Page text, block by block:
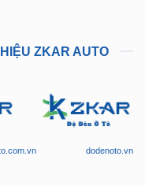
ZKAR AUTO
dodenoto.vn